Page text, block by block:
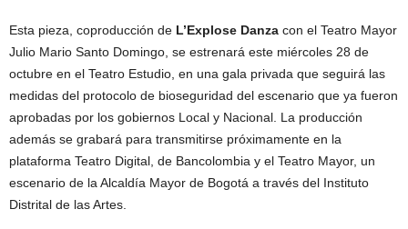
Esta pieza, coproducción de L’Explose Danza con el Teatro Mayor
Julio Mario Santo Domingo, se estrenará este miércoles 28 de
octubre en el Teatro Estudio, en una gala privada que seguirá las
medidas del protocolo de bioseguridad del escenario que ya fueron
aprobadas por los gobiernos Local y Nacional. La producción
además se grabará para transmitirse próximamente en la
plataforma Teatro Digital, de Bancolombia y el Teatro Mayor, un
escenario de la Alcaldía Mayor de Bogotá a través del Instituto
Distrital de las Artes.